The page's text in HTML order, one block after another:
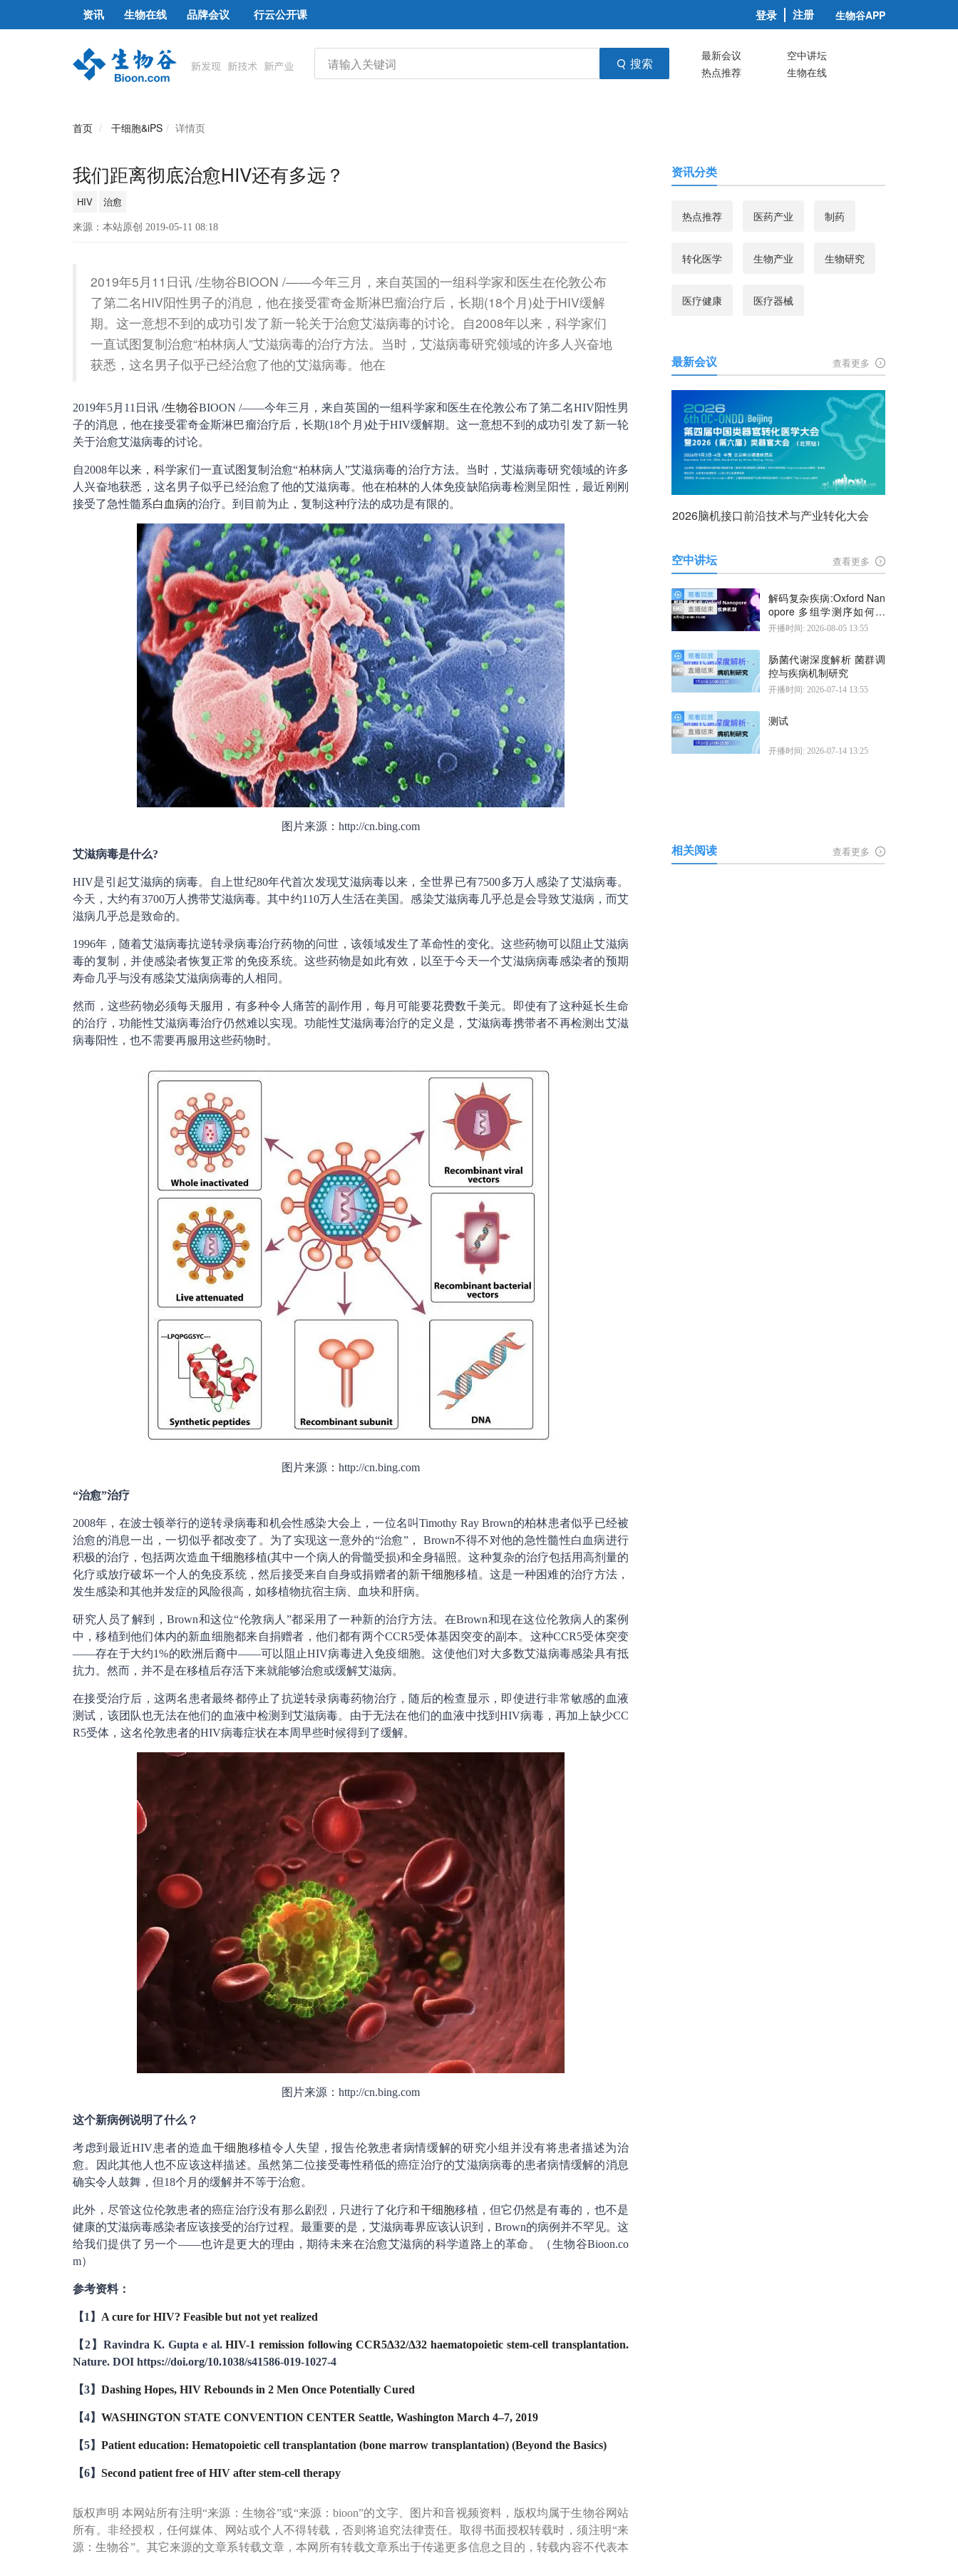
资讯 生物在线 品牌会议 行云公开课 登录 注册 生物谷APP
搜索 最新会议
空中讲坛
热点推荐
生物在线
首页 干细胞&iPS 详情页
我们距离彻底治愈HIV还有多远？
HIV 治愈
来源：本站原创 2019-05-11 08:18
2019年5月11日讯 /生物谷BIOON /——今年三月，来自英国的一组科学家和医生在伦敦公布
了第二名HIV阳性男子的消息，他在接受霍奇金斯淋巴瘤治疗后，长期(18个月)处于HIV缓解
期。这一意想不到的成功引发了新一轮关于治愈艾滋病毒的讨论。自2008年以来，科学家们
一直试图复制治愈“柏林病人”艾滋病毒的治疗方法。当时，艾滋病毒研究领域的许多人兴奋地
获悉，这名男子似乎已经治愈了他的艾滋病毒。他在
2019年5月11日讯 /生物谷BIOON /——今年三月，来自英国的一组科学家和医生在伦敦公布了第二名HIV阳性男
子的消息，他在接受霍奇金斯淋巴瘤治疗后，长期(18个月)处于HIV缓解期。这一意想不到的成功引发了新一轮
关于治愈艾滋病毒的讨论。
自2008年以来，科学家们一直试图复制治愈“柏林病人”艾滋病毒的治疗方法。当时，艾滋病毒研究领域的许多
人兴奋地获悉，这名男子似乎已经治愈了他的艾滋病毒。他在柏林的人体免疫缺陷病毒检测呈阳性，最近刚刚
接受了急性髓系白血病的治疗。到目前为止，复制这种疗法的成功是有限的。
图片来源：http://cn.bing.com
艾滋病毒是什么?
HIV是引起艾滋病的病毒。自上世纪80年代首次发现艾滋病毒以来，全世界已有7500多万人感染了艾滋病毒。
今天，大约有3700万人携带艾滋病毒。其中约110万人生活在美国。感染艾滋病毒几乎总是会导致艾滋病，而艾
滋病几乎总是致命的。
1996年，随着艾滋病毒抗逆转录病毒治疗药物的问世，该领域发生了革命性的变化。这些药物可以阻止艾滋病
毒的复制，并使感染者恢复正常的免疫系统。这些药物是如此有效，以至于今天一个艾滋病病毒感染者的预期
寿命几乎与没有感染艾滋病病毒的人相同。
然而，这些药物必须每天服用，有多种令人痛苦的副作用，每月可能要花费数千美元。即使有了这种延长生命
的治疗，功能性艾滋病毒治疗仍然难以实现。功能性艾滋病毒治疗的定义是，艾滋病毒携带者不再检测出艾滋
病毒阳性，也不需要再服用这些药物时。
图片来源：http://cn.bing.com
“治愈”治疗
2008年，在波士顿举行的逆转录病毒和机会性感染大会上，一位名叫Timothy Ray Brown的柏林患者似乎已经被
治愈的消息一出，一切似乎都改变了。为了实现这一意外的“治愈”， Brown不得不对他的急性髓性白血病进行
积极的治疗，包括两次造血 干细胞移植(其中一个病人的骨髓受损)和全身辐照。这种复杂的治疗包括用高剂量的
化疗或放疗破坏一个人的免疫系统，然后接受来自自身或捐赠者的新干细胞移植。这是一种困难的治疗方法，
发生感染和其他并发症的风险很高，如移植物抗宿主病、血块和肝病。
研究人员了解到，Brown和这位“伦敦病人”都采用了一种新的治疗方法。在Brown和现在这位伦敦病人的案例
中，移植到他们体内的新血细胞都来自捐赠者，他们都有两个CCR5受体基因突变的副本。这种CCR5受体突变
——存在于大约1%的欧洲后裔中——可以阻止HIV病毒进入免疫细胞。这使他们对大多数艾滋病毒感染具有抵
抗力。然而，并不是在移植后存活下来就能够治愈或缓解艾滋病。
在接受治疗后，这两名患者最终都停止了抗逆转录病毒药物治疗，随后的检查显示，即使进行非常敏感的血液
测试，该团队也无法在他们的血液中检测到艾滋病毒。由于无法在他们的血液中找到HIV病毒，再加上缺少CC
R5受体，这名伦敦患者的HIV病毒症状在本周早些时候得到了缓解。
图片来源：http://cn.bing.com
这个新病例说明了什么？
考虑到最近HIV患者的造血 干细胞移植令人失望，报告伦敦患者病情缓解的研究小组并没有将患者描述为治
愈。因此其他人也不应该这样描述。虽然第二位接受毒性稍低的癌症治疗的艾滋病病毒的患者病情缓解的消息
确实令人鼓舞，但18个月的缓解并不等于治愈。
此外，尽管这位伦敦患者的癌症治疗没有那么剧烈，只进行了化疗和干细胞移植，但它仍然是有毒的，也不是
健康的艾滋病毒感染者应该接受的治疗过程。最重要的是，艾滋病毒界应该认识到，Brown的病例并不罕见。这
给我们提供了另一个——也许是更大的理由，期待未来在治愈艾滋病的科学道路上的革命。（生物谷Bioon.co
m）
参考资料：
【1】 A cure for HIV? Feasible but not yet realized
【2】Ravindra K. Gupta e al.HIV-1 remission following CCR5Δ32/Δ32 haematopoietic stem-cell transplantation.
Nature. DOI https://doi.org/10.1038/s41586-019-1027-4
【3】 Dashing Hopes, HIV Rebounds in 2 Men Once Potentially Cured
【4】 WASHINGTON STATE CONVENTION CENTER Seattle, Washington March 4–7, 2019
【5】 Patient education: Hematopoietic cell transplantation (bone marrow transplantation) (Beyond the Basics)
【6】 Second patient free of HIV after stem-cell therapy
版权声明 本网站所有注明“来源：生物谷”或“来源：bioon”的文字、图片和音视频资料，版权均属于生物谷网站
所有。非经授权，任何媒体、网站或个人不得转载，否则将追究法律责任。取得书面授权转载时，须注明“来
源：生物谷”。其它来源的文章系转载文章，本网所有转载文章系出于传递更多信息之目的，转载内容不代表本
资讯分类
热点推荐 医药产业 制药
转化医学 生物产业 生物研究
医疗健康 医疗器械
最新会议 查看更多
2026脑机接口前沿技术与产业转化大会
空中讲坛 查看更多
解码复杂疾病:Oxford Nan
opore 多组学测序如何揭
示疾病机制
开播时间: 2026-08-05 13:55
肠菌代谢深度解析 菌群调
控与疾病机制研究
开播时间: 2026-07-14 13:55
测试
开播时间: 2026-07-14 13:25
相关阅读 查看更多